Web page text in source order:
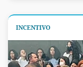
INCENTIVO